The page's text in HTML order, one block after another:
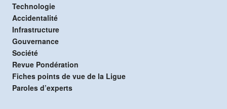
Technologie
Accidentalité
Infrastructure
Gouvernance
Société
Revue Pondération
Fiches points de vue de la Ligue
Paroles d’experts